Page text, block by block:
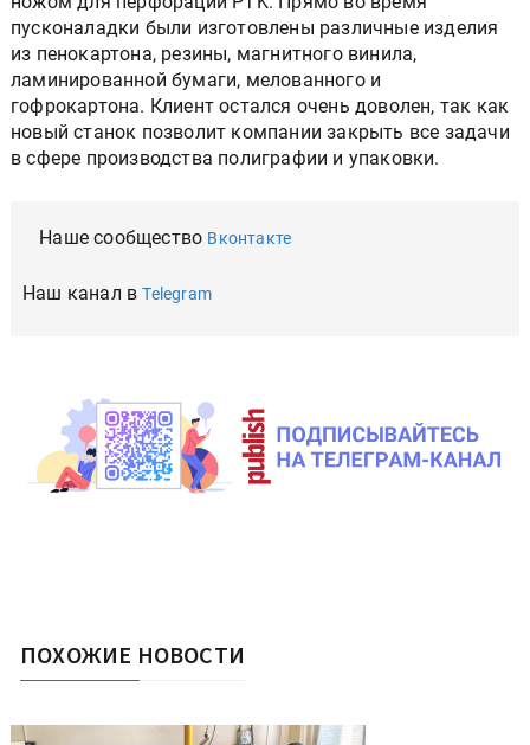
пусконаладки были изготовлены различные изделия
из пенокартона, резины, магнитного винила,
ламинированной бумаги, мелованного и
гофрокартона. Клиент остался очень доволен, так как
новый станок позволит компании закрыть все задачи
в сфере производства полиграфии и упаковки.
Наше сообщество Вконтакте
Наш канал вTelegram
ПОХОЖИЕ НОВОСТИ